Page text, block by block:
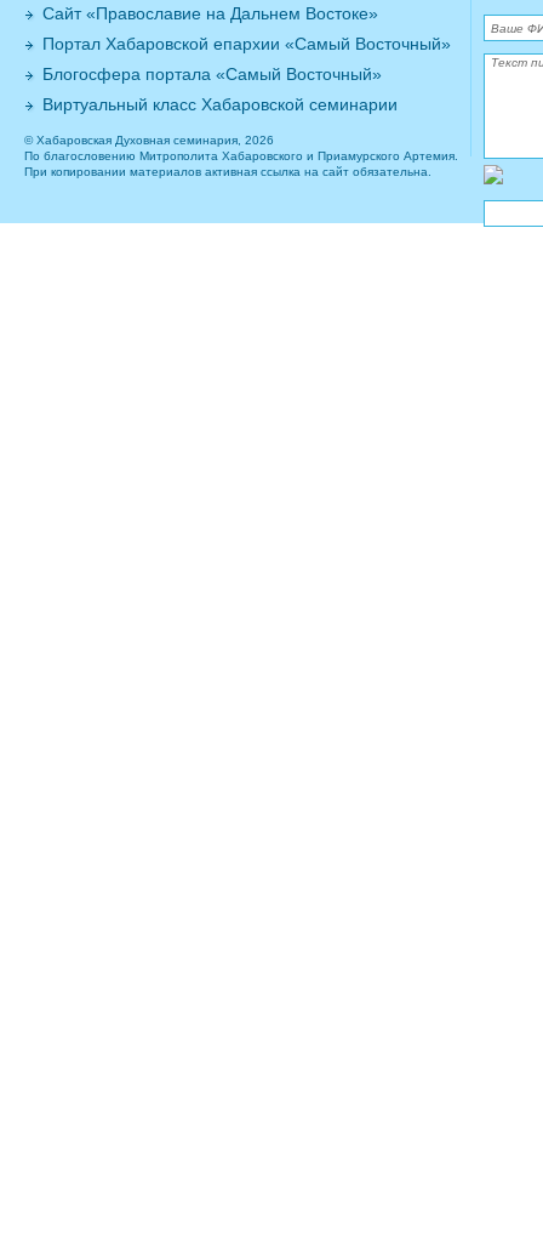
Сайт «Православие на Дальнем Востоке»
Портал Хабаровской епархии «Самый Восточный»
Блогосфера портала «Самый Восточный»
Виртуальный класс Хабаровской семинарии
© Хабаровская Духовная семинария, 2026
По благословению Митрополита Хабаровского и Приамурского Артемия.
При копировании материалов активная ссылка на сайт обязательна.